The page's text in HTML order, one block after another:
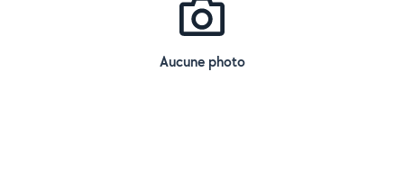
Aucune photo